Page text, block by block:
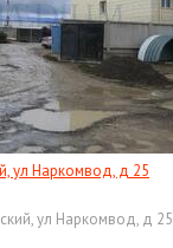
ул Наркомвод, д 25
ул Наркомвод, д 25